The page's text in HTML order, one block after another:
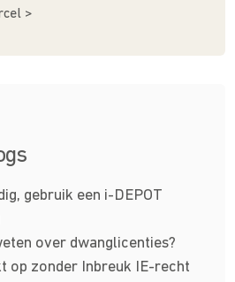
>
gebruik een i-DEPOT
over dwang­licenties?
op zonder Inbreuk IE-recht